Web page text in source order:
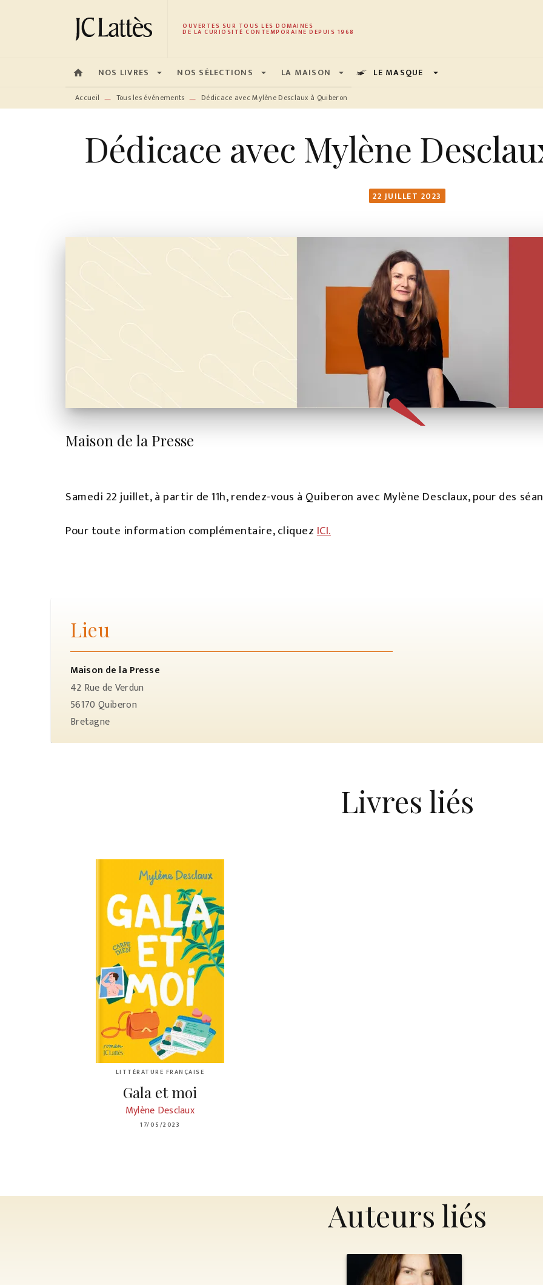
MENU RECHERCHE CONTENU PIED DE PAGE
OUVERTES SUR TOUS LES DOMAINES
DE LA CURIOSITÉ CONTEMPORAINE DEPUIS 1968
home NOS LIVRES arrow_drop_down NOS SÉLECTIONS arrow_drop_down LA MAISON arrow_drop_down LE MASQUE arrow_drop_down
Accueil — Tous les événements — Dédicace avec Mylène Desclaux à Quiberon
Dédicace avec Mylène
22 JUILLET 2023
Maison de la Presse
Samedi 22 juillet, à partir de 11h, rendez-vous à Quiberon avec Mylène Desclaux, pour des
Pour toute information complémentaire, cliquezICI.
Lieu
Maison de la Presse
42 Rue de Verdun
56170 Quiberon
Bretagne
Livres liés
LITTÉRATURE FRANÇAISE
Gala et moi
Mylène Desclaux
17/05/2023
Auteurs liés